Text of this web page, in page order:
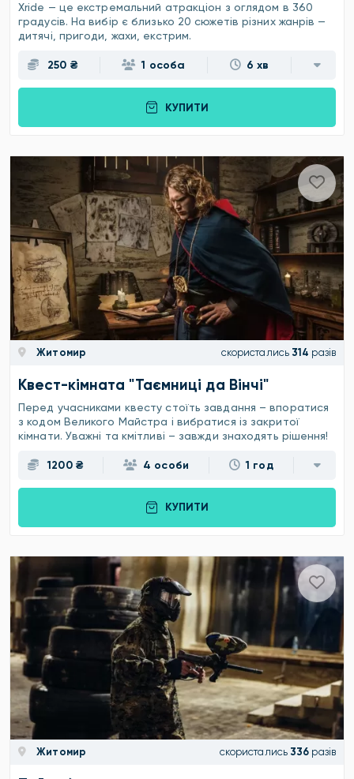
Xride — це екстремальний атракціон з оглядом в 360
градусів. На вибір є близько 20 сюжетів різних жанрів —
дитячі, пригоди, жахи, екстрим.
250 ₴ 1 особа 6 хв
КУПИТИ
Житомир скористались 314 разів
Квест-кімната "Таємниці да Вінчі"
Перед учасниками квесту стоїть завдання – впоратися
з кодом Великого Майстра і вибратися із закритої
кімнати. Уважні та кмітливі – завжди знаходять рішення!
1200 ₴ 4 особи 1 год
КУПИТИ
Житомир скористались 336 разів